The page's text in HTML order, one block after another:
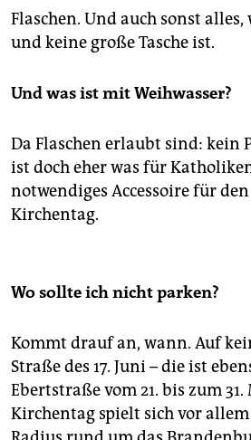
Flaschen. Und auch sonst alles,
und keine große Tasche ist.
Und was ist mit Weihwasser?
Da Flaschen erlaubt sind: kein
ist doch eher was für
notwendiges Accessoire für
Kirchentag.
Wo sollte ich nicht parken?
Kommt drauf an, wann. Auf
Straße des 17. Juni – die ist
Ebertstraße vom 21. bis zum
Kirchentag spielt sich vor